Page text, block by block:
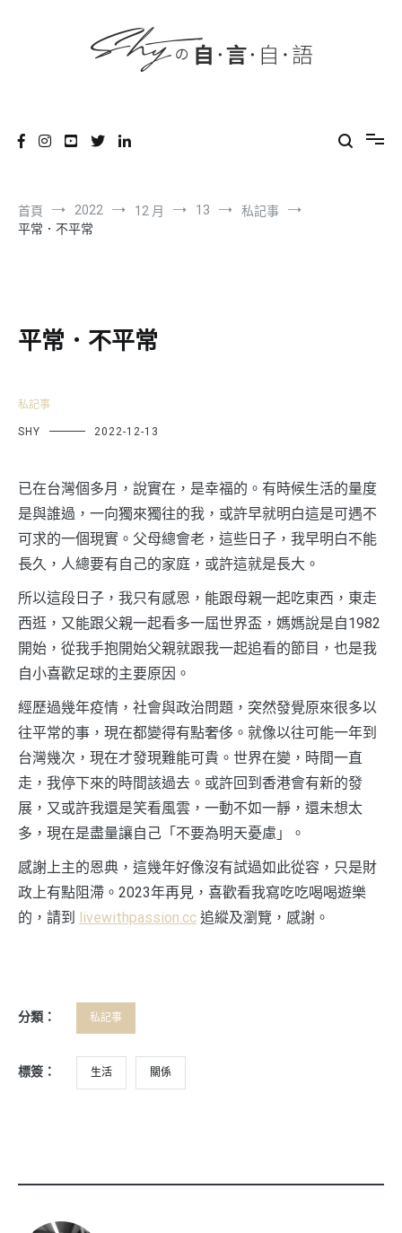
首頁 2022 12 月 13
私記事
平常．不平常
平常．不平常
私記事
SHY 2022-12-13
已在台灣個多月，說實在，是幸福的。有時候生活的量度
是與誰過，一向獨來獨往的我，或許早就明白這是可遇不
可求的一個現實。父母總會老，這些日子，我早明白不能
長久，人總要有自己的家庭，或許這就是長大。
所以這段日子，我只有感恩，能跟母親一起吃東西，東走
西逛，又能跟父親一起看多一屆世界盃，媽媽說是自1982
開始，從我手抱開始父親就跟我一起追看的節目，也是我
自小喜歡足球的主要原因。
經歷過幾年疫情，社會與政治問題，突然發覺原來很多以
往平常的事，現在都變得有點奢侈。就像以往可能一年到
台灣幾次，現在才發現難能可貴。世界在變，時間一直
走，我停下來的時間該過去。或許回到香港會有新的發
展，又或許我還是笑看風雲，一動不如一靜，還未想太
多，現在是盡量讓自己「不要為明天憂慮」。
感謝上主的恩典，這幾年好像沒有試過如此從容，只是財
政上有點阻滯。2023年再見，喜歡看我寫吃吃喝喝遊樂
的，請到 livewithpassion.cc 追縱及瀏覽，感謝。
分類： 私記事
標簽： 生活 關係